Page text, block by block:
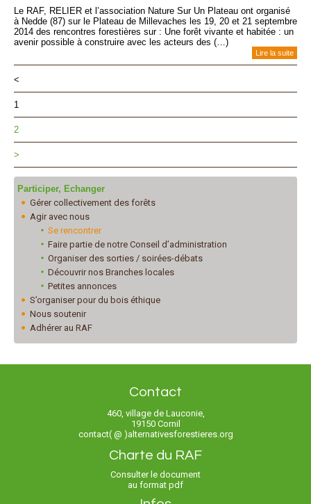
Le RAF, RELIER et l’association Nature Sur Un Plateau ont organisé
à Nedde (87) sur le Plateau de Millevaches les 19, 20 et 21 septembre
2014 des rencontres forestières sur : Une forêt vivante et habitée : un
avenir possible à construire avec les acteurs des (…)
Lire la suite
<
1
2
>
Participer, Echanger
Gérer collectivement des forêts
Agir avec nous
Se rencontrer
Faire partie de notre Conseil d’administration
Organiser des sorties / soirées-débats
Découvrir nos Branches locales
Petites annonces
S’organiser pour du bois éthique
Nous soutenir
Adhérer au RAF
Contact
460, village de Lauconie,
19150 Cornil
contact( @ )alternativesforestieres.org
Charte du RAF
Consulter le document
au format pdf